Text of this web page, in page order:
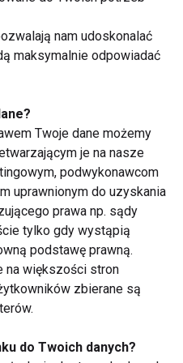
HIIT w domu vs.
siłownia – co lepiej
działa zimą?
Regeneracja jako
fundament zdrowych
nam udoskonalać
maksymalnie odpowiadać
Twoje dane możemy
je na nasze
podwykonawcom
uprawnionym do uzyskania
prawa np. sądy
tylko gdy wystąpią
podstawę prawną.
na większości stron
zbierane są
do Twoich danych?